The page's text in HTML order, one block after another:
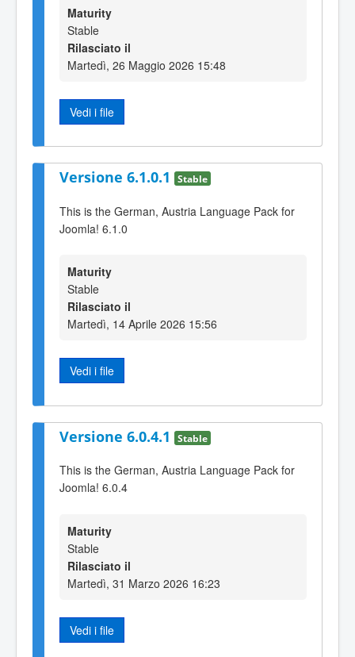
Maturity
Stable
Rilasciato il
Martedì, 26 Maggio 2026 15:48
Vedi i file
Versione 6.1.0.1 Stable
This is the German, Austria Language Pack for
Joomla! 6.1.0
Maturity
Stable
Rilasciato il
Martedì, 14 Aprile 2026 15:56
Vedi i file
Versione 6.0.4.1 Stable
This is the German, Austria Language Pack for
Joomla! 6.0.4
Maturity
Stable
Rilasciato il
Martedì, 31 Marzo 2026 16:23
Vedi i file